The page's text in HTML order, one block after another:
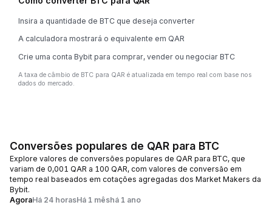
Insira a quantidade de BTC que deseja converter
A calculadora mostrará o equivalente em QAR
Crie uma conta Bybit para comprar, vender ou negociar BTC
A taxa de câmbio de BTC para QAR é atualizada em tempo real com base nos
dados do mercado.
Conversões populares de QAR para BTC
Explore valores de conversões populares de QAR para BTC, que
variam de 0,001 QAR a 100 QAR, com valores de conversão em
tempo real baseados em cotações agregadas dos Market Makers da
Bybit.
AgoraHá 24 horasHá 1 mêshá 1 ano